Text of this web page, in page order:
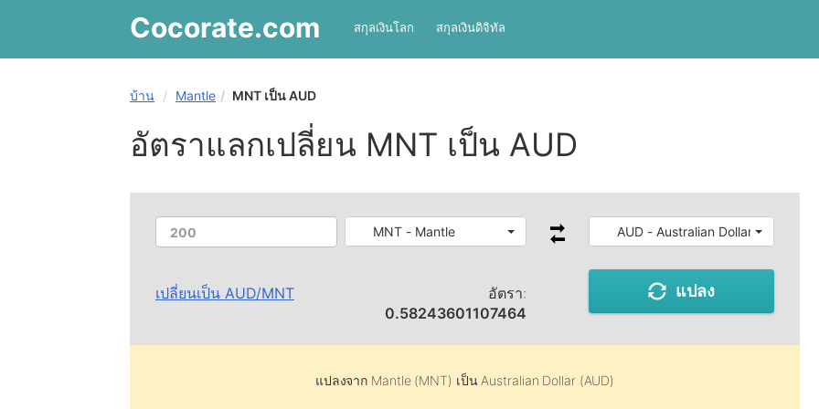
Cocorate.com สกุลเงินโลก สกุลเงินดิจิทัล
บ้าน Mantle MNT เป็น AUD
อัตราแลกเปลี่ยน MNT เป็น AUD
MNT - Mantle AUD - Australian Dollar
เปลี่ยนเป็น AUD/MNT
อัตรา:
0.58243601107464
แปลง
แปลงจาก Mantle (MNT) เป็น Australian Dollar (AUD)